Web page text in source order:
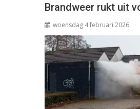
Brandweer rukt uit
woensdag 4 februari 2026